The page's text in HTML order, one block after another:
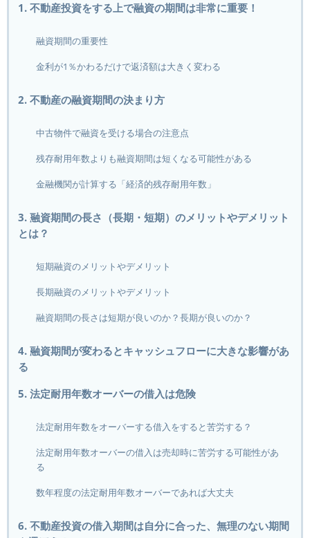
1. 不動産投資をする上で融資の期間は非常に重要！
融資期間の重要性
金利が1％かわるだけで返済額は大きく変わる
2. 不動産の融資期間の決まり方
中古物件で融資を受ける場合の注意点
残存耐用年数よりも融資期間は短くなる可能性がある
金融機関が計算する「経済的残存耐用年数」
3. 融資期間の長さ（長期・短期）のメリットやデメリット
とは？
短期融資のメリットやデメリット
長期融資のメリットやデメリット
融資期間の長さは短期が良いのか？長期が良いのか？
4. 融資期間が変わるとキャッシュフローに大きな影響があ
る
5. 法定耐用年数オーバーの借入は危険
法定耐用年数をオーバーする借入をすると苦労する？
法定耐用年数オーバーの借入は売却時に苦労する可能性があ
る
数年程度の法定耐用年数オーバーであれば大丈夫
6. 不動産投資の借入期間は自分に合った、無理のない期間